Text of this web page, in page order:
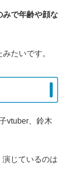
みで年齢や顔な
たいです。
vtuber、鈴木
じているのは